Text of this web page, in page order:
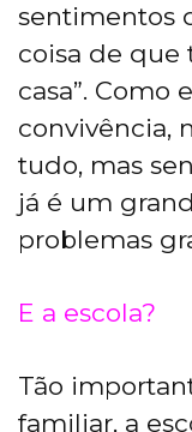
sentimentos
coisa de que
casa”. Como
convivência,
tudo, mas
já é um
problemas
E a escola?
Tão
familiar, a